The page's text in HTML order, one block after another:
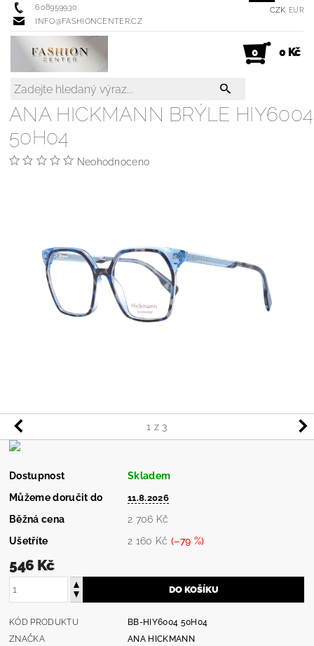
608959930
INFO@FASHIONCENTER.CZ
CZK EUR
0 0 Kč
1 z 3
ANA HICKMANN BRÝLE HIY6004
50H04
Neohodnoceno
Dostupnost
Skladem
Můžeme doručit do
11.8.2026
Běžná cena
2 706 Kč
Ušetříte
2 160 Kč (–79 %)
546 Kč
KÓD PRODUKTU
BB-HIY6004 50H04
ZNAČKA
ANA HICKMANN